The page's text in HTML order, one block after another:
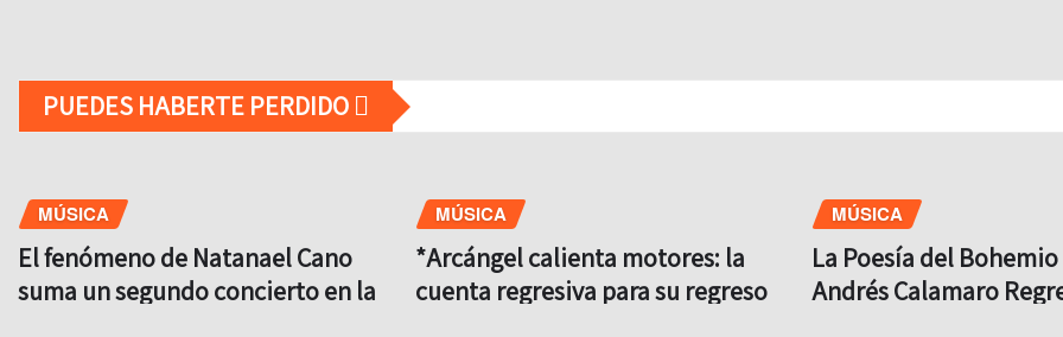
PUEDES HABERTE PERDIDO
MÚSICA
El fenómeno de Natanael Cano
suma un segundo concierto en la
MÚSICA
*Arcángel calienta motores: la
cuenta regresiva para su regreso
MÚSICA
La Poesía del
Andrés Calamaro